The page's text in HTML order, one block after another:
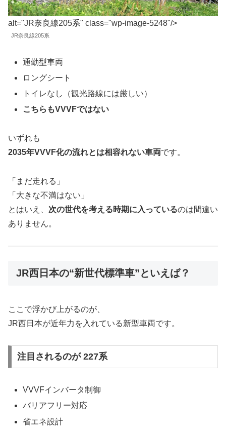
alt="JR奈良線205系" class="wp-image-5248"/>
JR奈良線205系
通勤型車両
ロングシート
トイレなし（観光路線には厳しい）
こちらもVVVFではない
いずれも
2035年VVVF化の流れとは相容れない車両です。
「まだ走れる」
「大きな不満はない」
とはいえ、 次の世代を考える時期に入っているのは間違い
ありません。
JR西日本の“新世代標準車”といえば？
ここで浮かび上がるのが、
JR西日本が近年力を入れている新型車両です。
注目されるのが 227系
VVVFインバータ制御
バリアフリー対応
省エネ設計